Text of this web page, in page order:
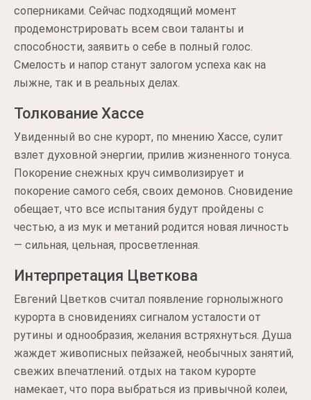
соперниками. Сейчас подходящий момент
продемонстрировать всем свои таланты и
способности, заявить о себе в полный голос.
Смелость и напор станут залогом успеха как на
лыжне, так и в реальных делах.
Толкование Хассе
Увиденный во сне курорт, по мнению Хассе, сулит
взлет духовной энергии, прилив жизненного тонуса.
Покорение снежных круч символизирует и
покорение самого себя, своих демонов. Сновидение
обещает, что все испытания будут пройдены с
честью, а из мук и метаний родится новая личность
— сильная, цельная, просветленная.
Интерпретация Цветкова
Евгений Цветков считал появление горнолыжного
курорта в сновидениях сигналом усталости от
рутины и однообразия, желания встряхнуться. Душа
жаждет живописных пейзажей, необычных занятий,
свежих впечатлений. отдых на таком курорте
намекает, что пора выбраться из привычной колеи,